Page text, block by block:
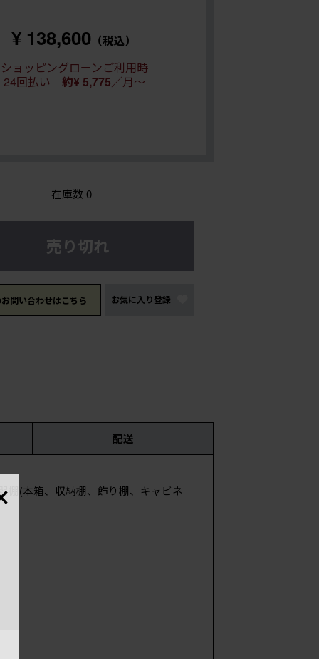
¥ 138,600 （税込）
ショッピングローンご利用時
24回払い 約¥ 5,775／月～
在庫数 0
売り切れ
問い合わせはこちら お気に入り登録
配送
(本箱、収納棚、飾り棚、キャビネ